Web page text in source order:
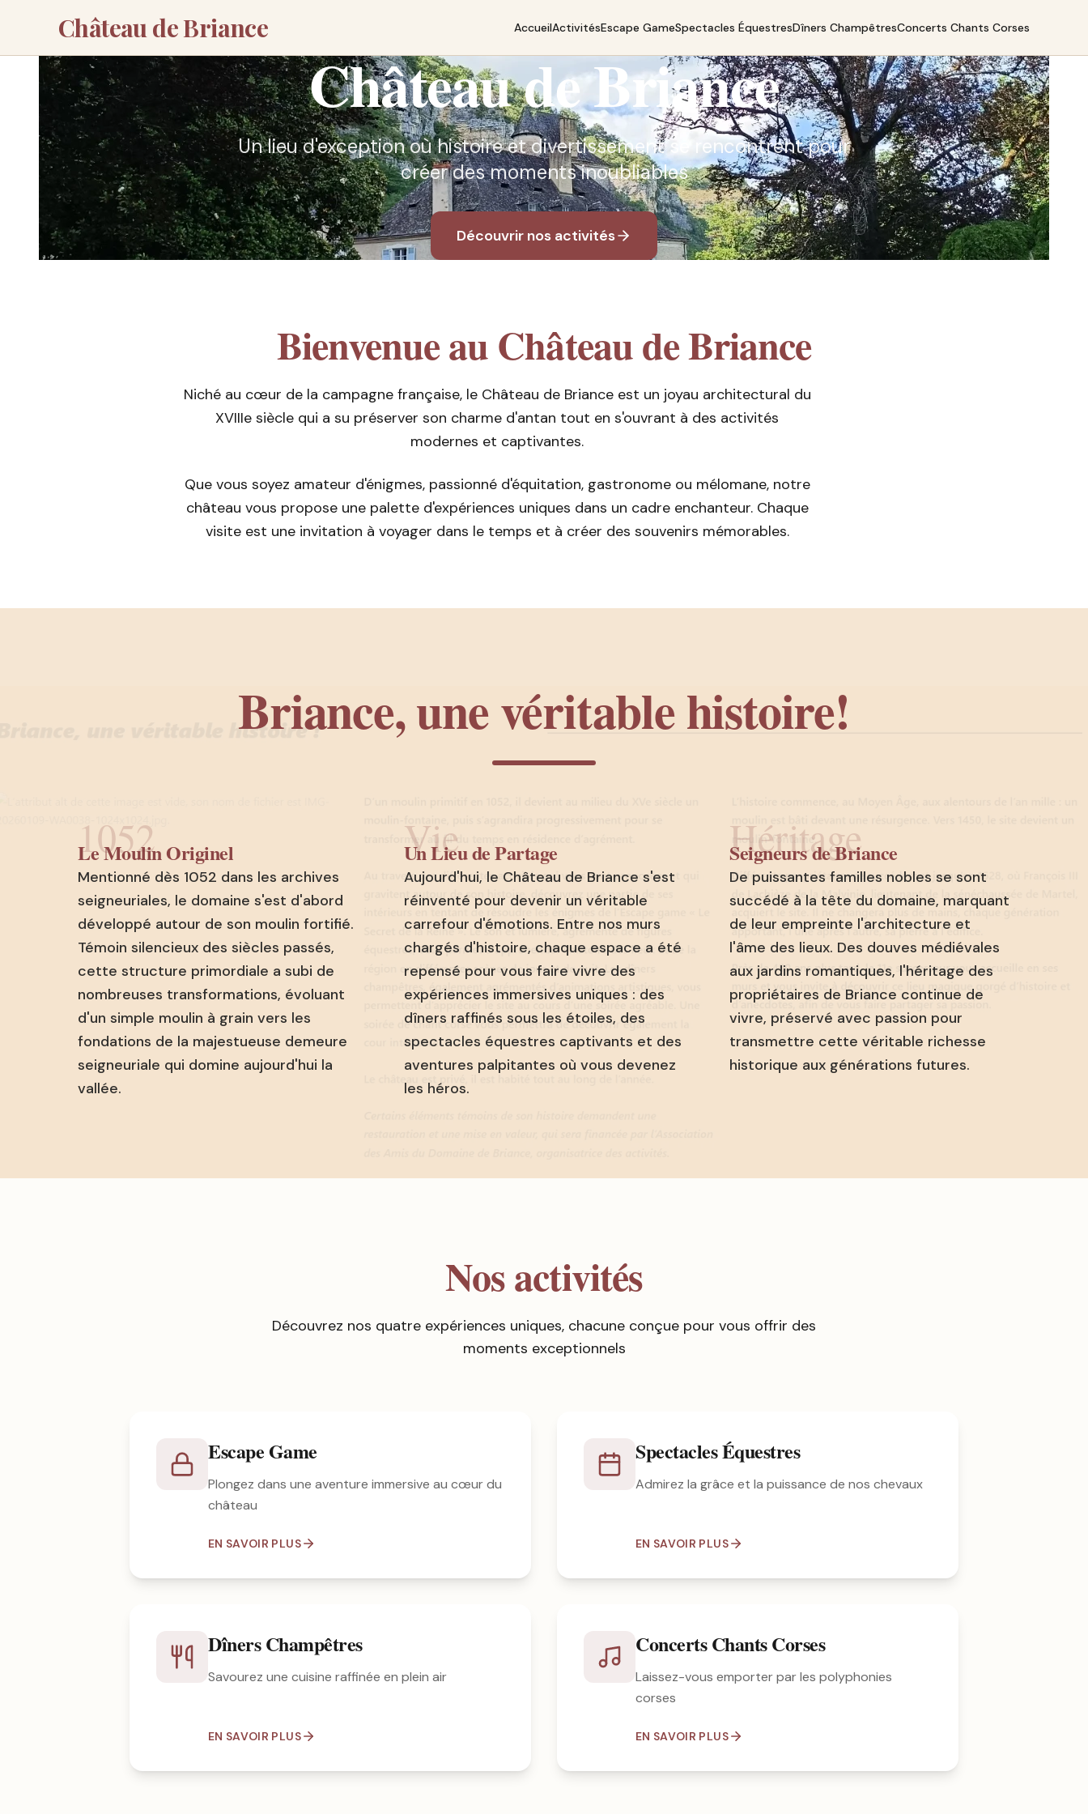
Château de Briance AccueilActivitésEscape GameSpectacles ÉquestresDîners ChampêtresConcerts Chants Corses
Château de Briance
Un lieu d'exception où histoire et divertissement se rencontrent pour
créer des moments inoubliables
Découvrir nos activités
Bienvenue au Château de Briance
Niché au cœur de la campagne française, le Château de Briance est un joyau architectural du
XVIIIe siècle qui a su préserver son charme d'antan tout en s'ouvrant à des activités
modernes et captivantes.
Que vous soyez amateur d'énigmes, passionné d'équitation, gastronome ou mélomane, notre
château vous propose une palette d'expériences uniques dans un cadre enchanteur. Chaque
visite est une invitation à voyager dans le temps et à créer des souvenirs mémorables.
Briance, une véritable histoire!
1052
Le Moulin Originel
Mentionné dès 1052 dans les archives
seigneuriales, le domaine s'est d'abord
développé autour de son moulin fortifié.
Témoin silencieux des siècles passés,
cette structure primordiale a subi de
nombreuses transformations, évoluant
d'un simple moulin à grain vers les
fondations de la majestueuse demeure
seigneuriale qui domine aujourd'hui la
vallée.
Vie
Un Lieu de Partage
Aujourd'hui, le Château de Briance s'est
réinventé pour devenir un véritable
carrefour d'émotions. Entre nos murs
chargés d'histoire, chaque espace a été
repensé pour vous faire vivre des
expériences immersives uniques : des
dîners raffinés sous les étoiles, des
spectacles équestres captivants et des
aventures palpitantes où vous devenez
les héros.
Héritage
Seigneurs de Briance
De puissantes familles nobles se sont
succédé à la tête du domaine, marquant
de leur empreinte l'architecture et
l'âme des lieux. Des douves médiévales
aux jardins romantiques, l'héritage des
propriétaires de Briance continue de
vivre, préservé avec passion pour
transmettre cette véritable richesse
historique aux générations futures.
Nos activités
Découvrez nos quatre expériences uniques, chacune conçue pour vous offrir des
moments exceptionnels
Escape Game
Plongez dans une aventure immersive au cœur du
château
EN SAVOIR PLUS
Spectacles Équestres
Admirez la grâce et la puissance de nos chevaux
EN SAVOIR PLUS
Dîners Champêtres
Savourez une cuisine raffinée en plein air
EN SAVOIR PLUS
Concerts Chants Corses
Laissez-vous emporter par les polyphonies
corses
EN SAVOIR PLUS